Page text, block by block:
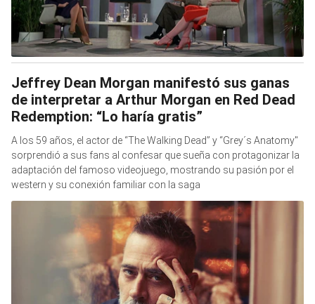
Jeffrey Dean Morgan manifestó sus ganas
de interpretar a Arthur Morgan en Red Dead
Redemption: “Lo haría gratis”
A los 59 años, el actor de “The Walking Dead” y “Grey´s Anatomy"
sorprendió a sus fans al confesar que sueña con protagonizar la
adaptación del famoso videojuego, mostrando su pasión por el
western y su conexión familiar con la saga